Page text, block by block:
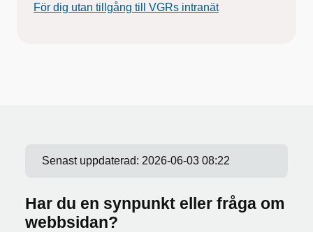
För dig utan tillgång till VGRs intranät
Senast uppdaterad: 2026-06-03 08:22
Har du en synpunkt eller fråga om
webbsidan?